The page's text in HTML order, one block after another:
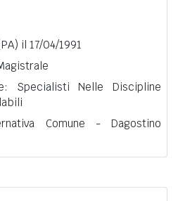
il 17/04/1991
Specialisti Nelle Discipline
Comune - Dagostino